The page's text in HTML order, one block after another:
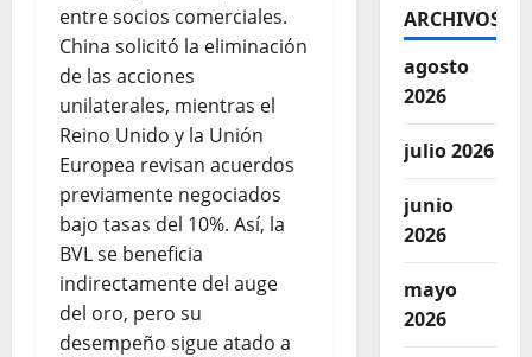
entre socios comerciales.
China solicitó la eliminación
de las acciones
unilaterales, mientras el
Reino Unido y la Unión
Europea revisan acuerdos
previamente negociados
bajo tasas del 10%. Así, la
BVL se beneficia
indirectamente del auge
del oro, pero su
desempeño sigue atado a
ARCHIVOS
agosto
2026
julio 2026
junio
2026
mayo
2026